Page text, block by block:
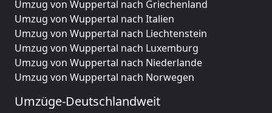
Umzug von Wuppertal nach Griechenland
Umzug von Wuppertal nach Italien
Umzug von Wuppertal nach Liechtenstein
Umzug von Wuppertal nach Luxemburg
Umzug von Wuppertal nach Niederlande
Umzug von Wuppertal nach Norwegen
Umzüge-Deutschlandweit